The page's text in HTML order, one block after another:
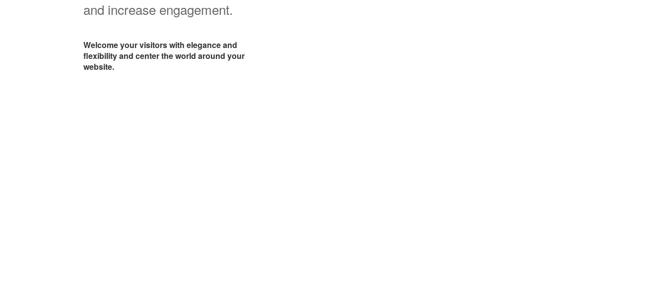
and increase engagement.
Welcome your visitors with elegance and
flexibility and center the world around your
website.